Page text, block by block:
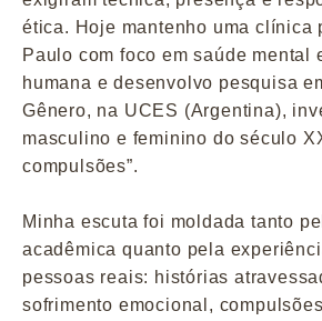
ética. Hoje mantenho uma clínica
Paulo com foco em saúde mental
humana e desenvolvo pesquisa
Gênero, na UCES (Argentina),
masculino e feminino do século
compulsões”.
Minha escuta foi moldada tanto
acadêmica quanto pela
pessoas reais: histórias
sofrimento emocional,